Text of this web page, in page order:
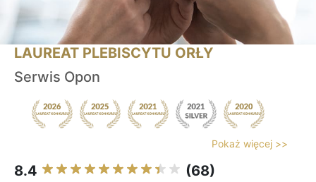
LAUREAT PLEBISCYTU ORŁY
Serwis Opon
Pokaż więcej >>
8.4 (68)